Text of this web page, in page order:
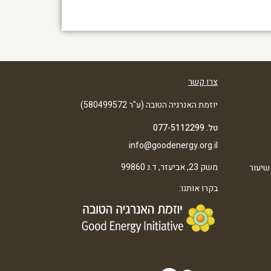
צרו קשר
יוזמת האנרגיה הטובה (ע"ר 580499572)
טל. 077-5112299
info@goodenergy.org.il
משק 23, אביעזר, ד.נ 99860
בקרו אותנו: